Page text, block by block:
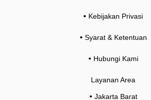
• Kebijakan Privasi
• Syarat & Ketentuan
• Hubungi Kami
Layanan Area
• Jakarta Barat